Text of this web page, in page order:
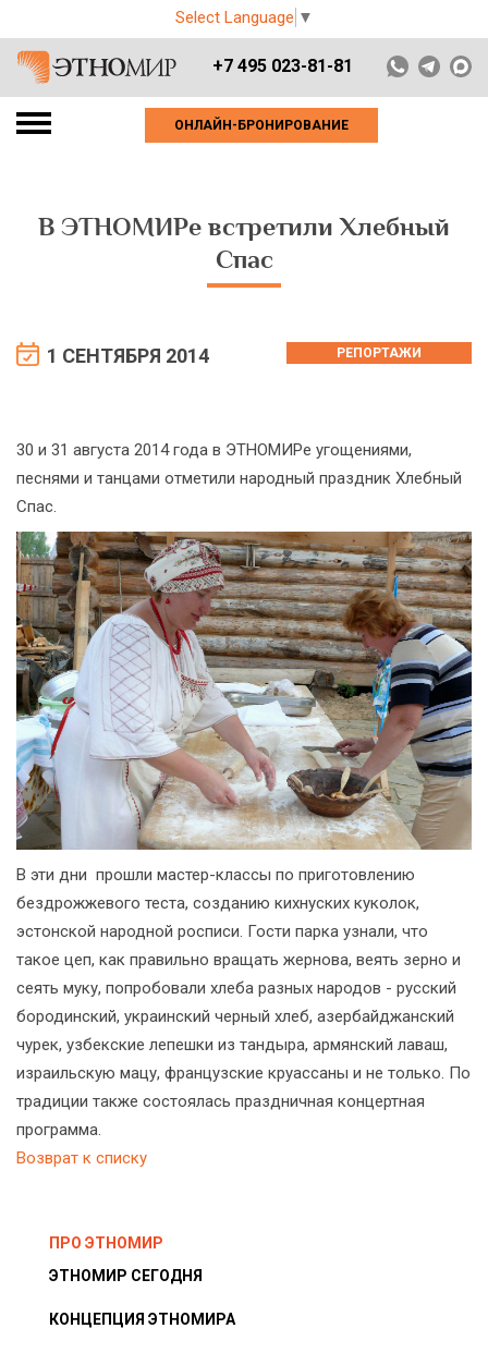
Select Language ▼
+7 495 023-81-81
ОНЛАЙН-БРОНИРОВАНИЕ
В ЭТНОМИРе встретили Хлебный
Спас
1 СЕНТЯБРЯ 2014 РЕПОРТАЖИ
30 и 31 августа 2014 года в ЭТНОМИРе угощениями,
песнями и танцами отметили народный праздник Хлебный
Спас.
В эти дни прошли мастер-классы по приготовлению
бездрожжевого теста, созданию кихнуских куколок,
эстонской народной росписи. Гости парка узнали, что
такое цеп, как правильно вращать жернова, веять зерно и
сеять муку, попробовали хлеба разных народов - русский
бородинский, украинский черный хлеб, азербайджанский
чурек, узбекские лепешки из тандыра, армянский лаваш,
израильскую мацу, французские круассаны и не только. По
традиции также состоялась праздничная концертная
программа.
Возврат к списку
ПРО ЭТНОМИР
ЭТНОМИР СЕГОДНЯ
КОНЦЕПЦИЯ ЭТНОМИРА